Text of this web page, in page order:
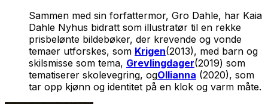
Sammen med sin forfattermor, Gro Dahle, har Kaia
Dahle Nyhus bidratt som illustratør til en rekke
prisbelønte bildebøker, der krevende og vonde
temaer utforskes, som Krigen(2013), med barn og
skilsmisse som tema, Grevlingdager(2019) som
tematiserer skolevegring, ogOllianna (2020), som
tar opp kjønn og identitet på en klok og varm måte.